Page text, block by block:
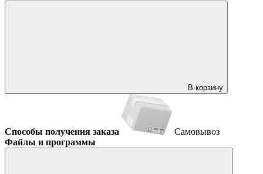
В корзину
Способы получения заказа
Самовывоз
Файлы и программы